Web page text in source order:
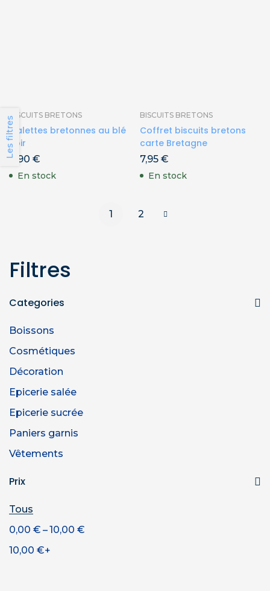
Filtres
Categories
Boissons
Cosmétiques
Décoration
Epicerie salée
Epicerie sucrée
Paniers garnis
Vêtements
Prix
Tous
0,00 € –10,00 €
10,00 €+
Les filtres
BISCUITS BRETONS
Galettes bretonnes au blé
noir
4,90 €
En stock
BISCUITS BRETONS
Coffret biscuits bretons
carte Bretagne
7,95 €
En stock
1 2